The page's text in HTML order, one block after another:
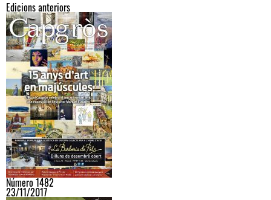
Edicions anteriors
Número 1482
23/11/2017